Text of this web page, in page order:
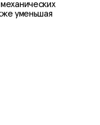
уменьшая